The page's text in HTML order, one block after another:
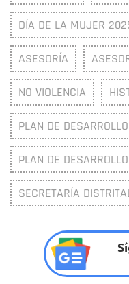
DÍA DE LA MUJER
ASESORÍA
NO VIOLENCIA
PLAN DE DESARROLLO
PLAN DE
SECRETARÍA